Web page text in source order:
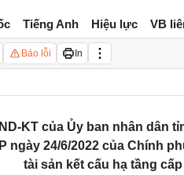
Tiếng Anh Hiệu lực VB
Báo lỗi In
KT của Ủy ban nhân dân
ngày 24/6/2022 của Chính
tài sản kết cấu hạ tầng